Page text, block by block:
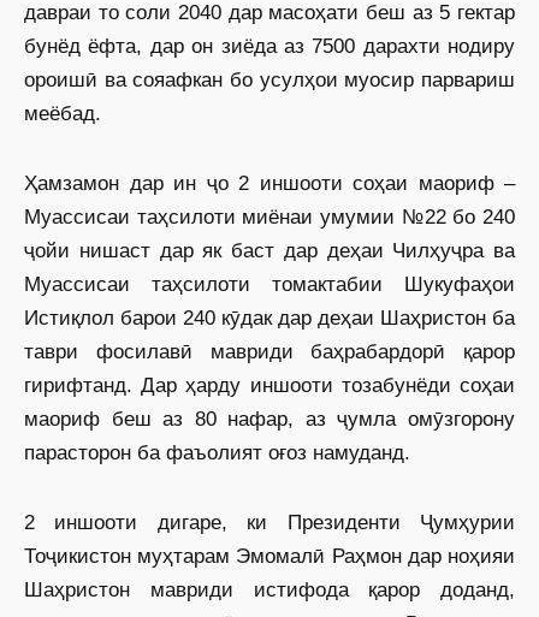
давраи то соли 2040 дар масоҳати беш аз 5 гектар
бунёд ёфта, дар он зиёда аз 7500 дарахти нодиру
ороишӣ ва сояафкан бо усулҳои муосир парвариш
меёбад.
Ҳамзамон дар ин ҷо 2 иншооти соҳаи маориф –
Муассисаи таҳсилоти миёнаи умумии №22 бо 240
ҷойи нишаст дар як баст дар деҳаи Чилҳуҷра ва
Муассисаи таҳсилоти томактабии Шукуфаҳои
Истиқлол барои 240 кӯдак дар деҳаи Шаҳристон ба
таври фосилавӣ мавриди баҳрабардорӣ қарор
гирифтанд. Дар ҳарду иншооти тозабунёди соҳаи
маориф беш аз 80 нафар, аз ҷумла омӯзгорону
парасторон ба фаъолият оғоз намуданд.
2 иншооти дигаре, ки Президенти Ҷумҳурии
Тоҷикистон муҳтарам Эмомалӣ Раҳмон дар ноҳияи
Шаҳристон мавриди истифода қарор доданд,